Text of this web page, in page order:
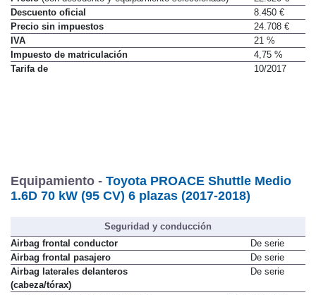
Descuento oficial
8.450 €
Precio sin impuestos
24.708 €
IVA
21 %
Impuesto de matriculación
4,75 %
Tarifa de
10/2017
Equipamiento - Toyota PROACE Shuttle Medio
1.6D 70 kW (95 CV) 6 plazas (2017-2018)
Seguridad y conducción
Airbag frontal conductor
De serie
Airbag frontal pasajero
De serie
Airbag laterales delanteros
(cabeza/tórax)
De serie